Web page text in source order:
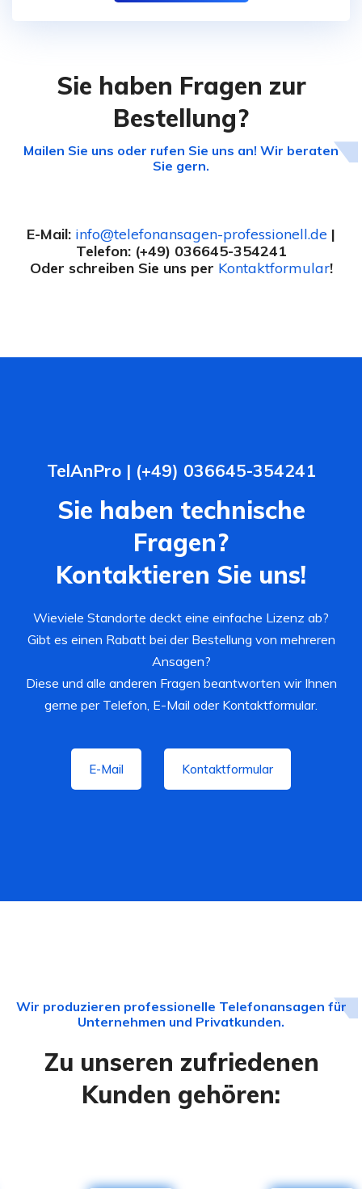
Sie haben Fragen zur
Bestellung?
Mailen Sie uns oder rufen Sie uns an! Wir beraten
Sie gern.
E-Mail: info@telefonansagen-professionell.de |
Telefon: (+49) 036645-354241
Oder schreiben Sie uns per Kontaktformular!
TelAnPro | (+49) 036645-354241
Sie haben technische
Fragen?
Kontaktieren Sie uns!
Wieviele Standorte deckt eine einfache Lizenz ab?
Gibt es einen Rabatt bei der Bestellung von mehreren
Ansagen?
Diese und alle anderen Fragen beantworten wir Ihnen
gerne per Telefon, E-Mail oder Kontaktformular.
E-Mail Kontaktformular
Wir produzieren professionelle Telefonansagen für
Unternehmen und Privatkunden.
Zu unseren zufriedenen
Kunden gehören: